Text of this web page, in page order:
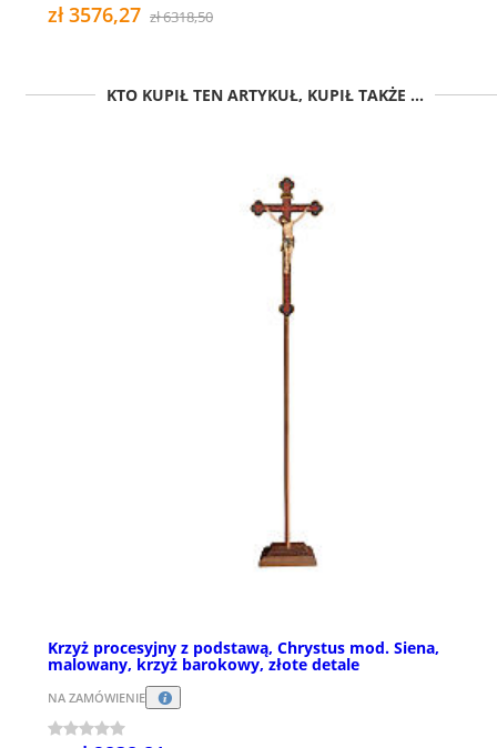
zł 3576,27 zł 6318,50
KTO KUPIŁ TEN ARTYKUŁ, KUPIŁ TAKŻE ...
Krzyż procesyjny z podstawą, Chrystus mod. Siena,
malowany, krzyż barokowy, złote detale
NA ZAMÓWIENIE